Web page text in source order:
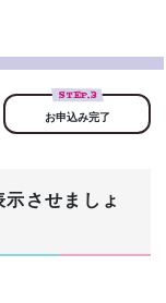
STEP.3
お申込み完了
させましょ